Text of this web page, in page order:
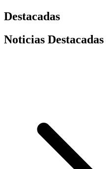
Destacadas
Noticias Destacadas